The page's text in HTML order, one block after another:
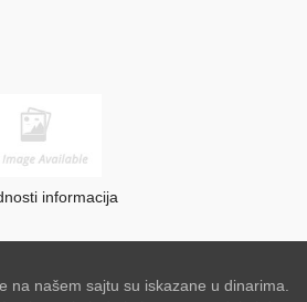
informacija
na našem sajtu su iskazane u dinarima.